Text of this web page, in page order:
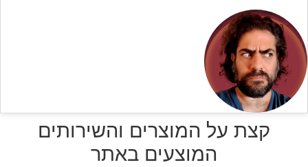
קצת על המוצרים והשירותים
המוצעים באתר